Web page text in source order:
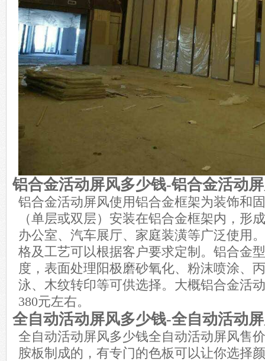
铝合金活动屏风多少钱-铝合金活动
铝合金活动屏风使用铝合金框架为装饰和
（单层或双层）安装在铝合金框架内，形
办公室、汽车展厅、家庭装潢等广泛使用
格及工艺可以根据客户要求定制。铝合金
度，表面处理阳极磨砂氧化、粉沫喷涂、
泳、木纹转印等可供选择。大概铝合金活
380元左右。
全自动活动屏风多少钱-全自动活动
全自动活动屏风多少钱全自动活动屏风售
胺板制成的，有专门的色板可以让你选择